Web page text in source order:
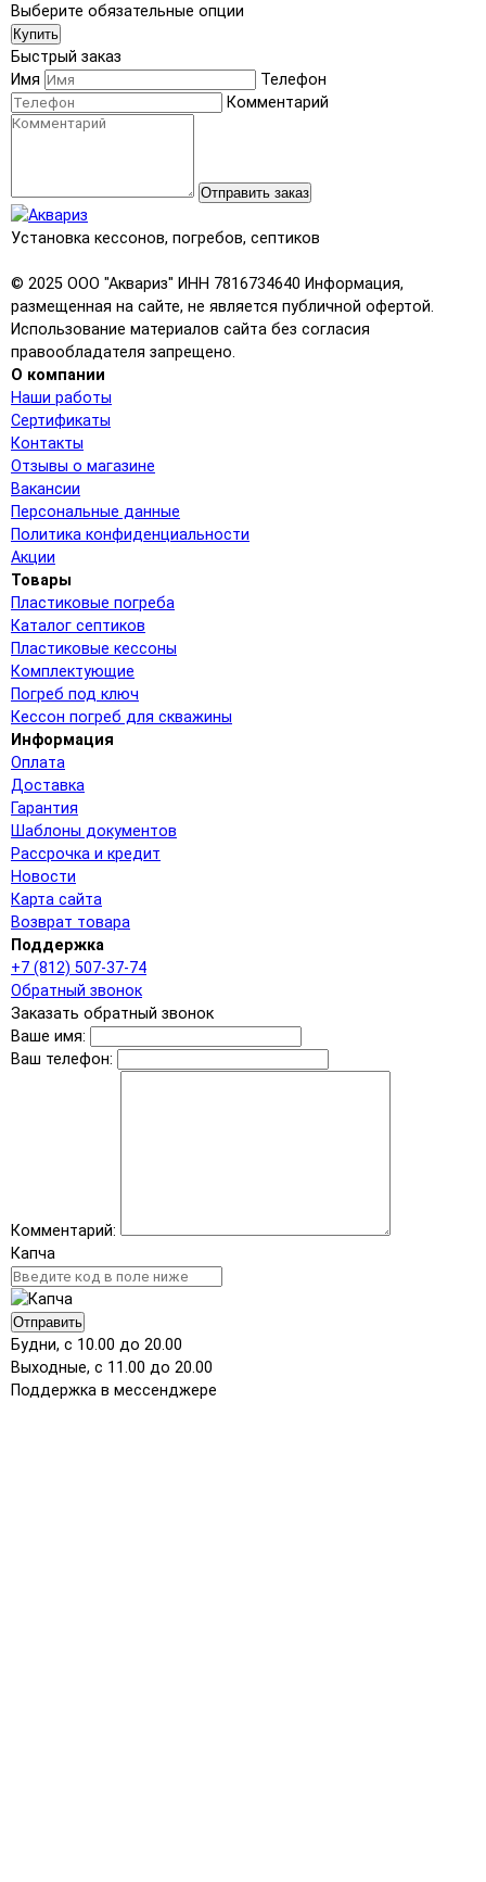
Выберите обязательные опции
Купить
Быстрый заказ
Имя
Телефон
Комментарий
Отправить заказ
Установка кессонов, погребов, септиков
© 2025 ООО "Аквариз" ИНН 7816734640 Информация,
размещенная на сайте, не является публичной офертой.
Использование материалов сайта без согласия
правообладателя запрещено.
О компании
Наши работы
Сертификаты
Контакты
Отзывы о магазине
Вакансии
Персональные данные
Политика конфиденциальности
Акции
Товары
Пластиковые погреба
Каталог септиков
Пластиковые кессоны
Комплектующие
Погреб под ключ
Кессон погреб для скважины
Информация
Оплата
Доставка
Гарантия
Шаблоны документов
Рассрочка и кредит
Новости
Карта сайта
Возврат товара
Поддержка
+7 (812) 507-37-74
Обратный звонок
Заказать обратный звонок
Ваше имя:
Ваш телефон:
Комментарий:
Капча
Отправить
Будни, с 10.00 до 20.00
Выходные, с 11.00 до 20.00
Поддержка в мессенджере